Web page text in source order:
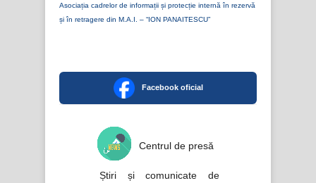
Asociația cadrelor de informații și protecție internă în rezervă
și în retragere din M.A.I. – “ION PANAITESCU”
Facebook oficial
Centrul de presă
Știri și comunicate de